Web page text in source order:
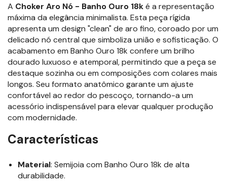
A Choker Aro Nó - Banho Ouro 18ké a representação
máxima da elegância minimalista. Esta peça rígida
apresenta um design "clean" de aro fino, coroado por um
delicado nó central que simboliza união e sofisticação. O
acabamento em Banho Ouro 18k confere um brilho
dourado luxuoso e atemporal, permitindo que a peça se
destaque sozinha ou em composições com colares mais
longos. Seu formato anatômico garante um ajuste
confortável ao redor do pescoço, tornando-a um
acessório indispensável para elevar qualquer produção
com modernidade.
Características
Material: Semijoia com Banho Ouro 18k de alta
durabilidade.